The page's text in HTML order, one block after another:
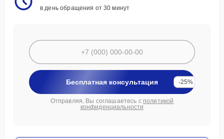
в день обращения от 30 минут
Бесплатная консультация -25%
Отправляя, Вы соглашаетесь с политикой
конфиденциальности